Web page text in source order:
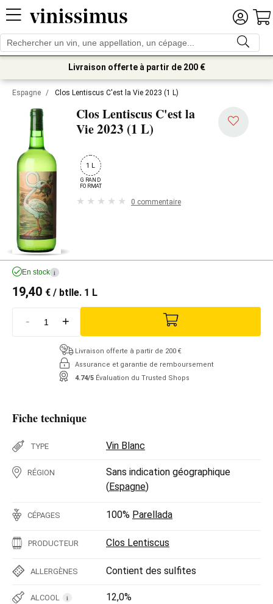
Livraison offerte à partir de 200 €
Espagne / Clos Lentiscus C'est la Vie 2023 (1 L)
Clos Lentiscus C'est la
Vie2023 (1 L)
1 L
GRAND
FORMAT
0 commentaire
En stock i
19,40 € / btlle. 1 L
- +
Livraison offerte à partir de 200 €
Assurance et garantie de remboursement
4.74/5 Évaluation du Trusted Shops
Fiche technique
TYPE Vin Blanc
RÉGION
Sans indication géographique
(Espagne)
CÉPAGES 100% Parellada
PRODUCTEUR Clos Lentiscus
ALLERGÈNES Contient des sulfites
ALCOOL i 12,0%